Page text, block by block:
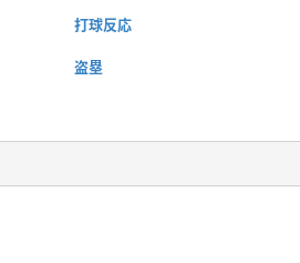
打球反応
盗塁